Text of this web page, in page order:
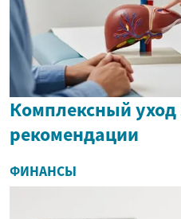
Комплексный уход
рекомендации
ФИНАНСЫ